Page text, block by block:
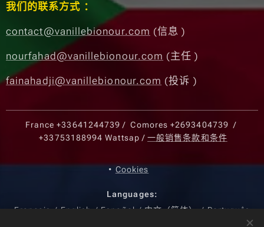
我们的联系方式 ：
contact@vanillebionour.com (信息 )
nourfahad@vanillebionour.com (主任 )
fainahadji@vanillebionour.com (投诉 )
France+33641244739 / Comores+2693404739 /
+33753188994Wattsap / 一般销售条款和条件
Cookies
Languages
Français
English Español 中文（简体） Português